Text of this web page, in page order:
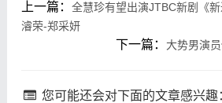
上一篇： 全慧珍有望出演JTBC新剧《
濬荣-郑采妍
下一篇：大势男演
您可能还会对下面的文章感兴趣